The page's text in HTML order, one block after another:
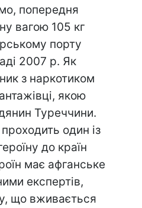
попередня
вагою 105 кг
порту
2007 р. Як
з наркотиком
якою
Туреччини.
один із
до країн
має афганське
експертів,
що вживається